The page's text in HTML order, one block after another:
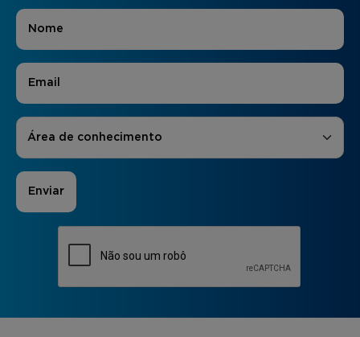
Nome
E-mail
Áreas de Interesse
Área de conhecimento